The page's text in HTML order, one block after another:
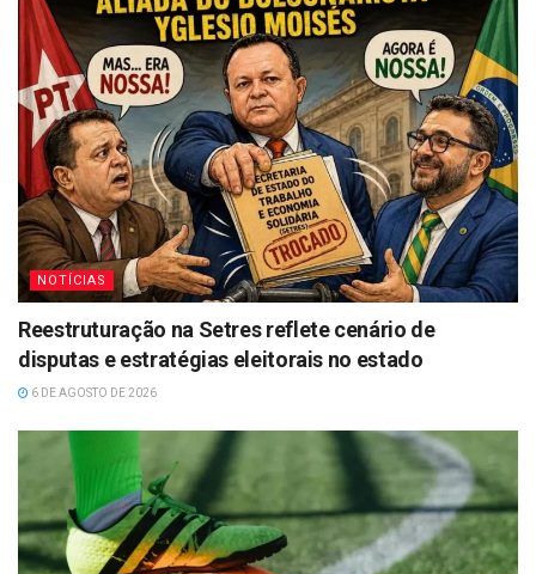
NOTÍCIAS
Reestruturação na Setres reflete cenário de
disputas e estratégias eleitorais no estado
6 DE AGOSTO DE 2026